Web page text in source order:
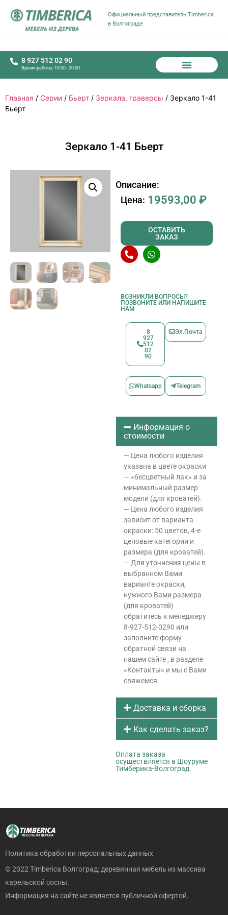
Официальный представитель Timberica
в Волгограде
8 927 512 02 90
Время работы: 10:00 - 20:00
Главная / Серии / Бьерт / Зеркала, граверсы / Зеркало 1-41
Бьерт
Зеркало 1-41 Бьерт
Описание:
Цена: 19593,00 ₽
ОСТАВИТЬ
ЗАКАЗ
ВОЗНИКЛИ ВОПРОСЫ?
ПОЗВОНИТЕ ИЛИ НАПИШИТЕ
НАМ
8
927
512
02
90
Эл.Почта
Whatsapp Telegram
Информация о
стоимости
— Цена любого изделия
указана в цвете окраски
— «бесцветный лак» и за
минимальный размер
модели (для кроватей).
— Цена любого изделия
зависит от варианта
окраски: 50 цветов, 4-е
ценовые категории и
размера (для кроватей).
— Для уточнения цены в
выбранном Вами
варианте окраски,
нужного Вами размера
(для кроватей)
обратитесь к менеджеру
8-927-512-0290 или
заполните форму
обратной связи на
нашем сайте , в разделе
«Контакты» и мы с Вами
свяжемся.
Доставка и сборка
Как сделать заказ?
Оплата заказа
осуществляется в Шоуруме
Тимберика-Волгоград.
Политика обработки персональных данных
© 2022 Timberica Волгоград: деревянная мебель из массива
карельской сосны.
Информация на сайте не является публичной офертой.